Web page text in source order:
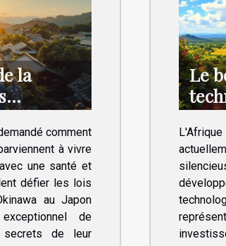
la
moderne
comment
à vivre
une santé et
défier les lois
au Japon
de
de leur
Le